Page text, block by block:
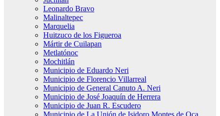
Leonardo Bravo
Malinaltepec
Marquelia
Huitzuco de los Figueroa
Mártir de Cuilapan
Metlatónoc
Mochitlán
Municipio de Eduardo Neri
Municipio de Florencio Villarreal
Municipio de General Canuto A. Neri
Municipio de José Joaquín de Herrera
Municipio de Juan R. Escudero
Municipio de La Unión de Isidoro Montes de Oca